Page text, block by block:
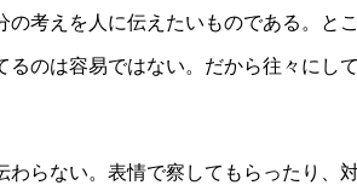
考えを人に伝えたいものである。と
のは容易ではない。だから往々にし
わらない。表情で察してもらったり、